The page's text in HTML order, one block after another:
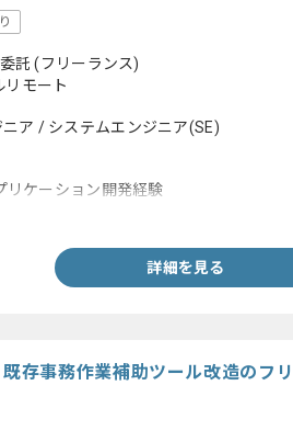
託(フリーランス)
モート
ア / システムエンジニア(SE)
リケーション開発経験
詳細を見る
既存事務作業補助ツール改造のフ